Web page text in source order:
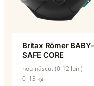
Britax Römer BABY-
SAFE CORE
nou-născut (0-12 luni)
0–13 kg